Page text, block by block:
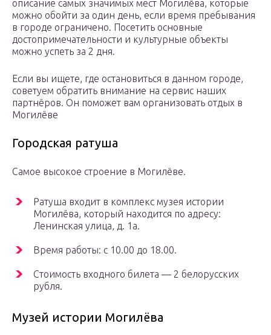
описание самых значимых мест Могилёва, которые
можно обойти за один день, если время пребывания
в городе ограничено. Посетить основные
достопримечательности и культурные объекты
можно успеть за 2 дня.
Если вы ищете, где остановиться в данном городе,
советуем обратить внимание на сервис наших
партнёров. Он поможет вам организовать отдых в
Могилёве
Городская ратуша
Самое высокое строение в Могилёве.
Ратуша входит в комплекс музея истории
Могилёва, который находится по адресу:
Ленинская улица, д. 1а.
Время работы: с 10.00 до 18.00.
Стоимость входного билета — 2 белорусских
рубля.
Музей истории Могилёва